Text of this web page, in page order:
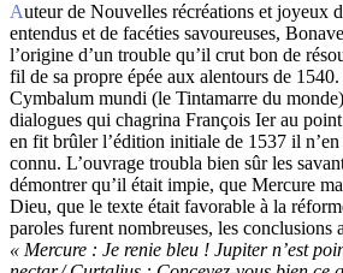
Auteur de Nouvelles récréations et joyeux devis truffées de sous-
entendus et de facéties savoureuses,
l’origine d’un trouble qu’il crut bon de
fil de sa propre épée aux alentours de
Cymbalum mundi (le Tintamarre du
dialogues qui chagrina François Ier au
en fit brûler l’édition initiale de 1537 il n’en
connu. L’ouvrage troubla bien sûr les
démontrer qu’il était impie, que Mercure
Dieu, que le texte était favorable à la
paroles furent nombreuses, les conclusions
« Mercure : Je renie bleu ! Jupiter n’est